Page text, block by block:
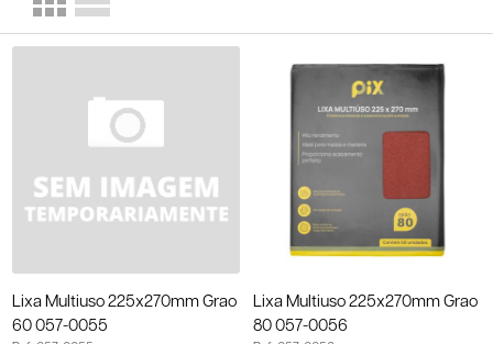
Lixa Multiuso 225x270mm Grao
60 057-0055
Lixa Multiuso 225x270mm Grao
80 057-0056